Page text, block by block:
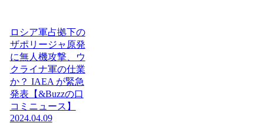
ロシア軍占拠下の
ザポリージャ原発
に無人機攻撃、ウ
クライナ軍の仕業
か？ IAEA が緊急
発表【&Buzzの口
コミニュース】
2024.04.09